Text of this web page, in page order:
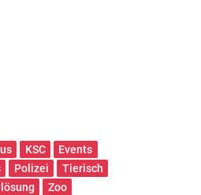
KSC
Events
Polizei
Tierisch
Zoo